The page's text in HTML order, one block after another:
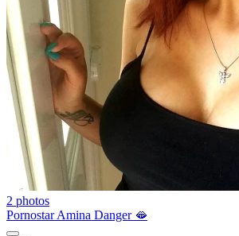
2 photos
Pornostar Amina Danger 🫦